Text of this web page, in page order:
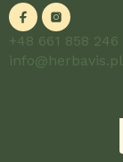
p
+48 661 858 246
info@herbavis.pl